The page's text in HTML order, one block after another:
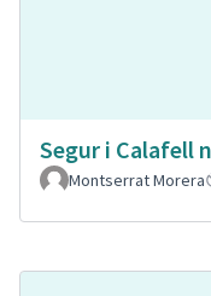
Segur i Calafell
Montserrat Morera